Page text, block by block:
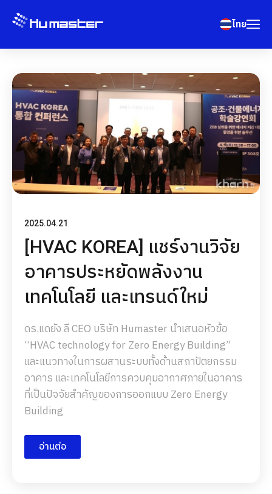
ไทย
2025.04.21
[HVAC KOREA] แชร์งานวิจัย
อาคารประหยัดพลังงาน
เทคโนโลยี และเทรนด์ใหม่
ดร.แดยัง ลี CEO บริษัท Humaster นำเสนอหัวข้อ
“HVAC technology for Zero Energy Building”
และแนวทางในการผสานระบบทั้งด้านสถาปัตยกรรม
อาคาร และเทคโนโลยีการควบคุมอากาศภายในอาคาร
ที่เป็นปัจจัยสำคัญของการออกแบบ Zero Energy
Building
อ่านต่อ